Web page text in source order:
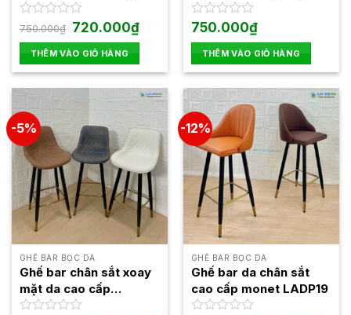
LAB4004
Được
hạng
0
5
sao
750.000₫ Giá
gốc
là:
750.000₫.
720.000₫Giá
hiện
tại
là:
720.000₫.
THÊM VÀO GIỎ HÀNG
LAB4005
Được
hạng
0
5
sao
750.000₫
THÊM VÀO GIỎ HÀNG
-5%
GHẾ BAR BỌC DA
Ghế bar chân sắt xoay
mặt da cao cấp
LADP26
-12%
GHẾ BAR BỌC DA
Ghế bar da chân sắt
cao cấp monet LADP19